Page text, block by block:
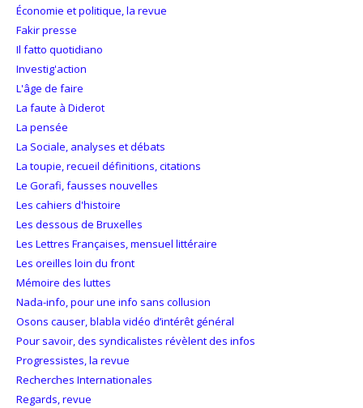
Économie et politique, la revue
Fakir presse
Il fatto quotidiano
Investig'action
L'âge de faire
La faute à Diderot
La pensée
La Sociale, analyses et débats
La toupie, recueil définitions, citations
Le Gorafi, fausses nouvelles
Les cahiers d'histoire
Les dessous de Bruxelles
Les Lettres Françaises, mensuel littéraire
Les oreilles loin du front
Mémoire des luttes
Nada-info, pour une info sans collusion
Osons causer, blabla vidéo d’intérêt général
Pour savoir, des syndicalistes révèlent des infos
Progressistes, la revue
Recherches Internationales
Regards, revue